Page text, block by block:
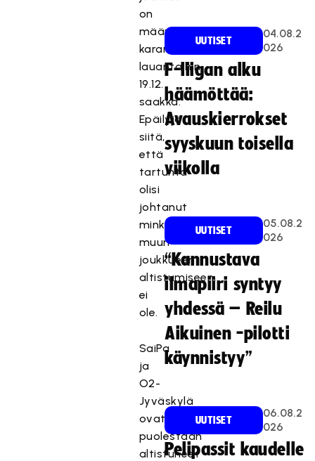
on
määrätty
karanteeniin
lauantaihin
19.12.
saakka.
Epäilyjä
siitä,
että
tartunta
olisi
johtanut
minkään
muun
joukkueen
altistumiseen,
ei
ole.
SaiPa
ja
O2-
Jyväskylä
ovat
puolestaan
altistuneet
UUTISET
04.08.2
026
F-liigan alku
häämöttää:
Avauskierrokset
syyskuun toisella
viikolla
UUTISET
05.08.2
026
“Kannustava
ilmapiiri syntyy
yhdessä – Reilu
Aikuinen -pilotti
käynnistyy”
UUTISET
06.08.2
026
Pelipassit kaudelle